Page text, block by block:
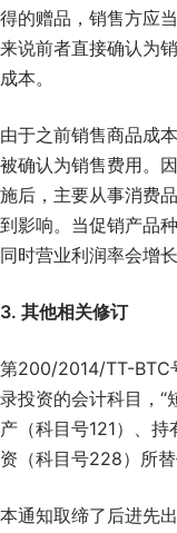
得的赠品，销售方应
来说前者直接确认为
成本。
由于之前销售商品成
被确认为销售费用。
施后，主要从事消费
到影响。当促销产品
同时营业利润率会增
3. 其他相关修订
第200/2014/TT-BTC
录投资的会计科目，“
产（科目号121）、
资（科目号228）所替
本通知取缔了后进先